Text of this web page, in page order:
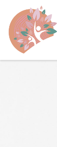
Ga naar inhoud